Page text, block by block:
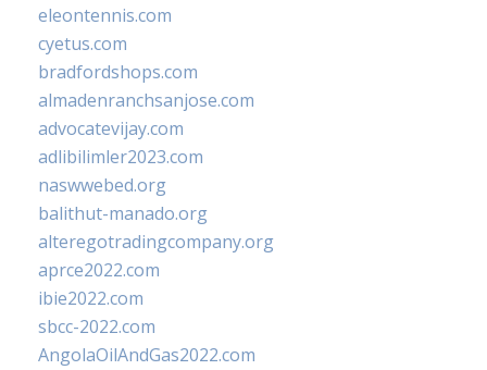
eleontennis.com
cyetus.com
bradfordshops.com
almadenranchsanjose.com
advocatevijay.com
adlibilimler2023.com
naswwebed.org
balithut-manado.org
alteregotradingcompany.org
aprce2022.com
ibie2022.com
sbcc-2022.com
AngolaOilAndGas2022.com